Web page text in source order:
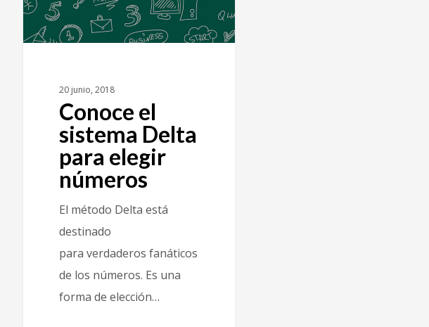
20 junio, 2018
Conoce el
sistema Delta
para elegir
números
El método Delta está
destinado
para verdaderos fanáticos
de los números. Es una
forma de elección…